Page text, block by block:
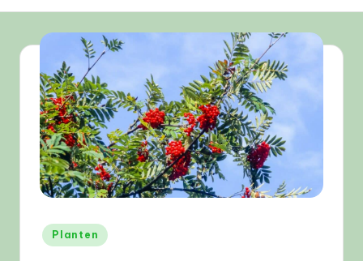
tj
D
jou
perfect
Geplaatst
in
Planten